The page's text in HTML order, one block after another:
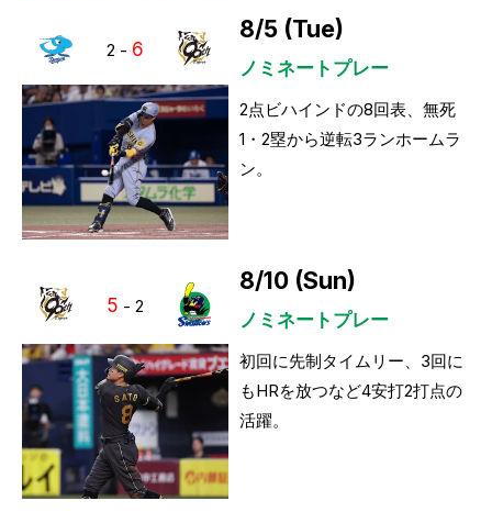
2 - 6
8/5 (Tue)
ノミネートプレー
2点ビハインドの8回表、無死
1・2塁から逆転3ランホームラ
ン。
5 - 2
8/10 (Sun)
ノミネートプレー
初回に先制タイムリー、3回に
もHRを放つなど4安打2打点の
活躍。